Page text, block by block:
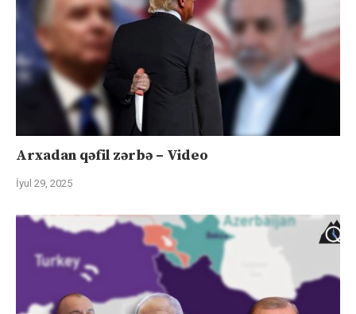
Arxadan qəfil zərbə – Video
İyul 29, 2025